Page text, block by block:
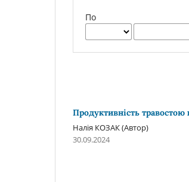
По
Продуктивність
Налія КОЗАК (Автор)
30.09.2024